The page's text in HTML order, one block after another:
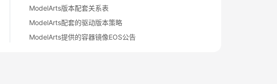
ModelArts版本配套关系表
ModelArts配套的驱动版本策略
ModelArts提供的容器镜像EOS公告